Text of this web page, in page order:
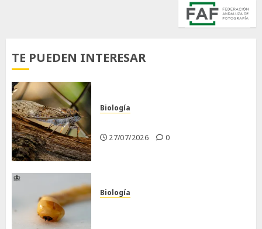
TE PUEDEN INTERESAR
Biología
27/07/2026 0
Biología